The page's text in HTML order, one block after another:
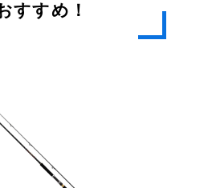
すすめ！